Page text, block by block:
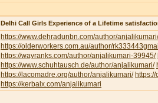
Delhi Call Girls Experience of a Lifetime
https://www.dehradunbn.com/author/anjalikumari/
https://olderworkers.com.au/author/
https://wayranks.com/author/anjalikumari-39945/
https://www.schuhtausch.de/author/anjalikumari/
https://lacomadre.org/author/anjalikumari/
https://kerbalx.com/anjalikumari